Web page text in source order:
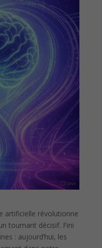
artificielle révolutionne
tournant décisif. Fini
: aujourd’hui, les